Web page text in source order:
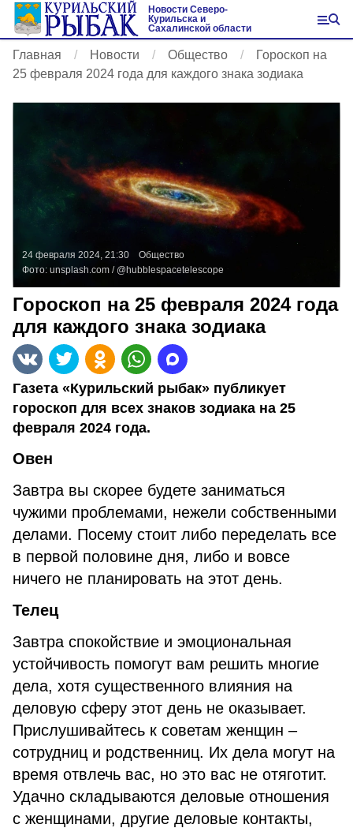
Новости Северо-
Курильска и
Сахалинской области
Главная Новости Общество
Гороскоп на
25 февраля 2024 года для каждого знака зодиака
24 февраля 2024, 21:30
Общество
Фото: unsplash.com / @hubblespacetelescope
Гороскоп на 25 февраля 2024 года
для каждого знака зодиака
Газета «Курильский рыбак» публикует
гороскоп для всех знаков зодиака на 25
февраля 2024 года.
Овен
Завтра вы скорее будете заниматься
чужими проблемами, нежели собственными
делами. Посему стоит либо переделать все
в первой половине дня, либо и вовсе
ничего не планировать на этот день.
Телец
Завтра спокойствие и эмоциональная
устойчивость помогут вам решить многие
дела, хотя существенного влияния на
деловую сферу этот день не оказывает.
Прислушивайтесь к советам женщин –
сотрудниц и родственниц. Их дела могут на
время отвлечь вас, но это вас не отяготит.
Удачно складываются деловые отношения
с женщинами, другие деловые контакты,